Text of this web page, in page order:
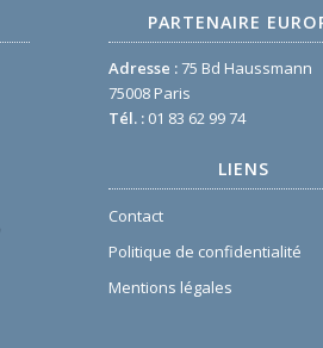
PARTENAIRE
Adresse :75 Bd Haussmann
75008 Paris
Tél. : 01 83 62 99 74
LIENS
Contact
Politique de confidentialité
Mentions légales